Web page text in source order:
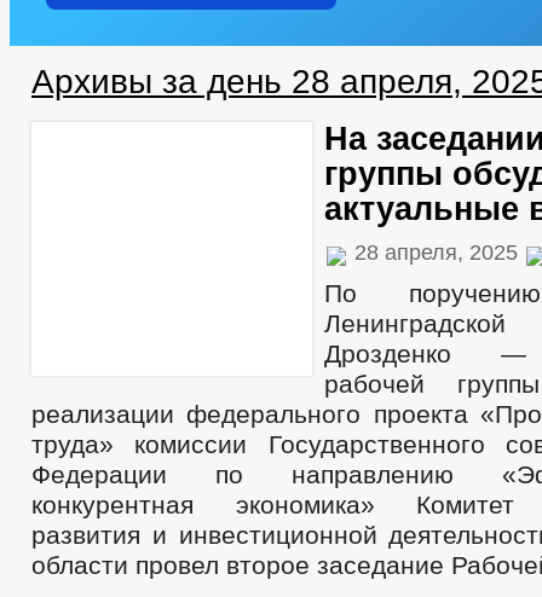
Архивы за день 28 апреля,
На
группы
актуальные
28 апреля, 2025
По
Дрозденко —
рабочей
реализации федерального проекта
труда» комиссии Государственного
Федерации по направлению
конкурентная экономика» Комитет
развития и инвестиционной
области провел второе заседание